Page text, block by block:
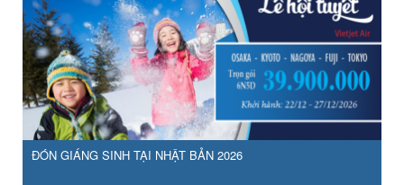
ĐÓN GIÁNG SINH TẠI NHẬT BẢN 2026